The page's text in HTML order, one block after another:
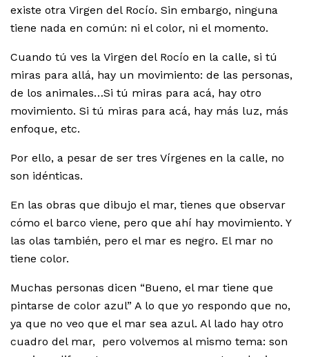
existe otra Virgen del Rocío. Sin embargo, ninguna
tiene nada en común: ni el color, ni el momento.
Cuando tú ves la Virgen del Rocío en la calle, si tú
miras para allá, hay un movimiento: de las personas,
de los animales…Si tú miras para acá, hay otro
movimiento. Si tú miras para acá, hay más luz, más
enfoque, etc.
Por ello, a pesar de ser tres Vírgenes en la calle, no
son idénticas.
En las obras que dibujo el mar, tienes que observar
cómo el barco viene, pero que ahí hay movimiento. Y
las olas también, pero el mar es negro. El mar no
tiene color.
Muchas personas dicen “Bueno, el mar tiene que
pintarse de color azul” A lo que yo respondo que no,
ya que no veo que el mar sea azul. Al lado hay otro
cuadro del mar, pero volvemos al mismo tema: son